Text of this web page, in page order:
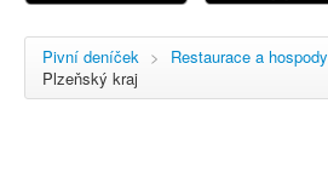
Pivní deníček > Restaurace a hospody
Plzeňský kraj